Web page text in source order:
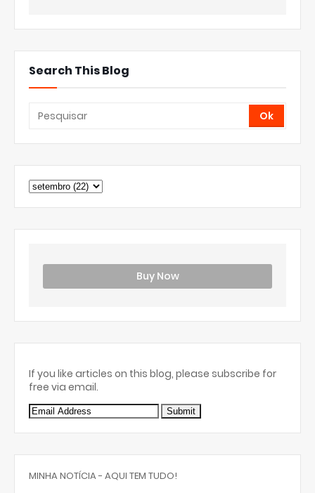
Search This Blog
Buy Now
If you like articles on this blog, please subscribe for
free via email.
MINHA NOTÍCIA - AQUI TEM TUDO!